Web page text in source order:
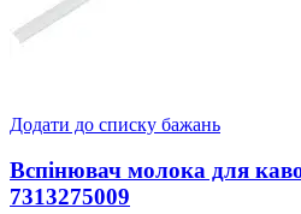
Додати до списку бажань
Вспінювач молока для
7313275009